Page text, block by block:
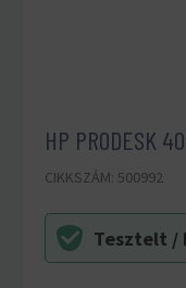
HP PRODESK
CIKKSZÁM: 500992
Tesztelt /